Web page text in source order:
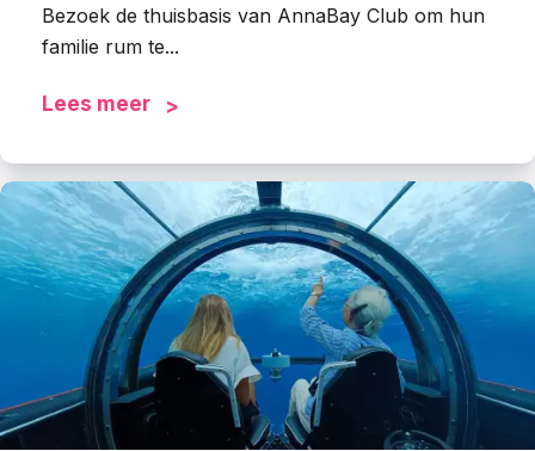
Bezoek de thuisbasis van AnnaBay Club om hun
familie rum te...
Lees meer